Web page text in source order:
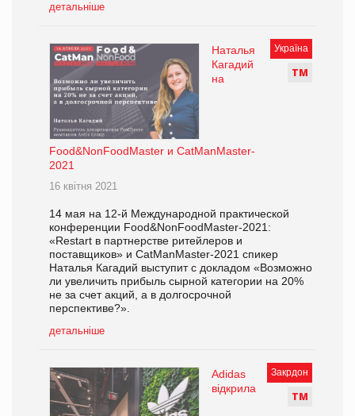
детальніше
Україна
ТМ
Наталья
Кагадий
на
Food&NonFoodMaster и CatManMaster-
2021
16 квітня 2021
14 мая на 12-й Международной практической
конференции Food&NonFoodMaster-2021:
«Restart в партнерстве ритейлеров и
поставщиков» и CatManMaster-2021 спикер
Наталья Кагадий выступит с докладом «Возможно
ли увеличить прибыль сырной категории на 20%
не за счет акций, а в долгосрочной
перспективе?».
детальніше
Закрдон
ТМ
Adidas
відкрила